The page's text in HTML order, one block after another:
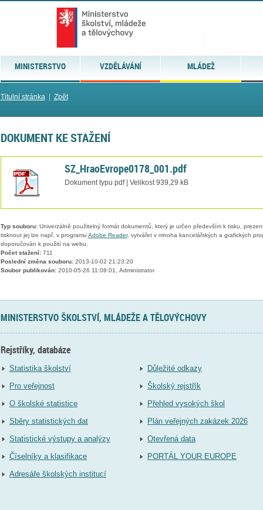
MINISTERSTVO VZDĚLÁVÁNÍ MLÁDEŽ
Titulní stránka| Zpět
DOKUMENT KE STAŽENÍ
SZ_HraoEvrope0178_001.pdf
Dokument typu pdf | Velikost 939,29 kB
Typ souboru:Univerzálně použitelný formát dokumentů, který je určen především k tisku,
tisknout jej lze např. v programu Adobe Reader, vytvářet v mnoha kancelářských a grafických
doporučován k použití na webu.
Počet stažení:711
Poslední změna souboru:2013-10-02 21:23:20
Soubor publikován:2010-05-26 11:08:01, Administrator
MINISTERSTVO ŠKOLSTVÍ, MLÁDEŽE A TĚLOVÝCHOVY
Rejstříky, databáze
Statistika školství
Pro veřejnost
O školské statistice
Sběry statistických dat
Statistické výstupy a analýzy
Číselníky a klasifikace
Adresáře školských institucí
Důležité odkazy
Školský rejstřík
Přehled vysokých škol
Plán veřejných zakázek 2026
Otevřená data
PORTÁL YOUR EUROPE